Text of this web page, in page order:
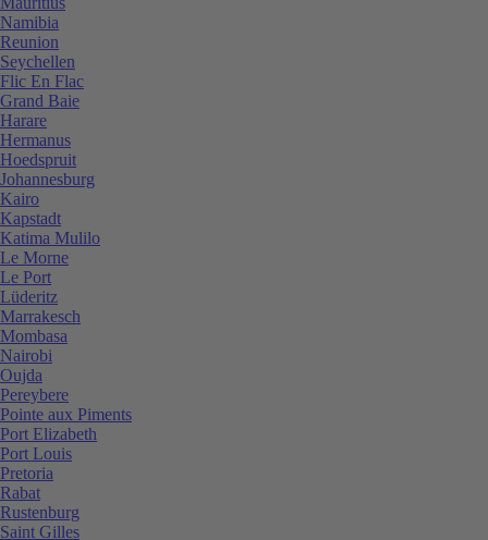
Namibia
Reunion
Seychellen
Flic En Flac
Grand Baie
Harare
Hermanus
Hoedspruit
Johannesburg
Kairo
Kapstadt
Katima Mulilo
Le Morne
Le Port
Lüderitz
Marrakesch
Mombasa
Nairobi
Oujda
Pereybere
Pointe aux Piments
Port Elizabeth
Port Louis
Pretoria
Rabat
Rustenburg
Saint Gilles